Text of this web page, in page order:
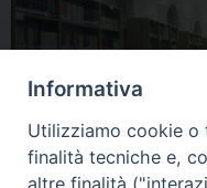
Informativa
Utilizziamo cookie o
finalità tecniche e,
altre finalità